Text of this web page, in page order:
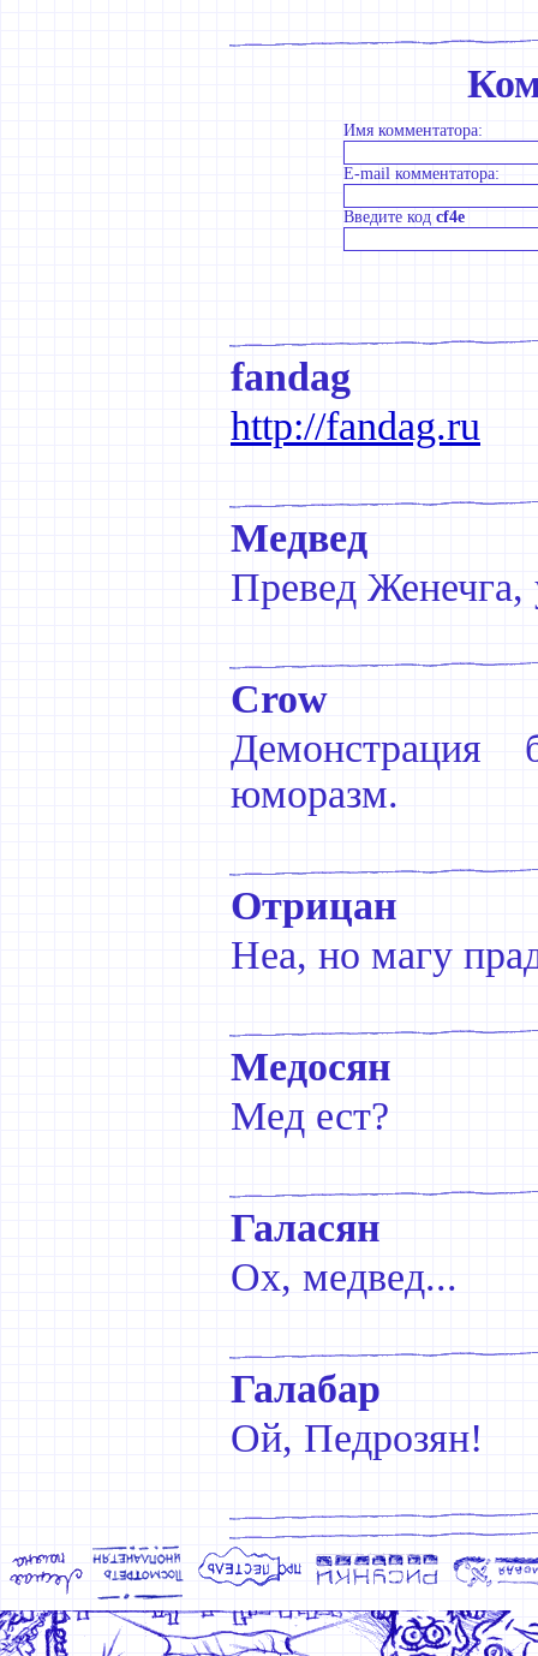
Имя комментатора:
E-mail комментатора:
Введите код cf4e
fandag
http://fandag.ru
Медвед
Превед Женечга,
Crow
юморазм.
Отрицан
Неа, но магу
Медосян
Мед ест?
Галасян
Ох, медвед...
Галабар
Ой, Педрозян!